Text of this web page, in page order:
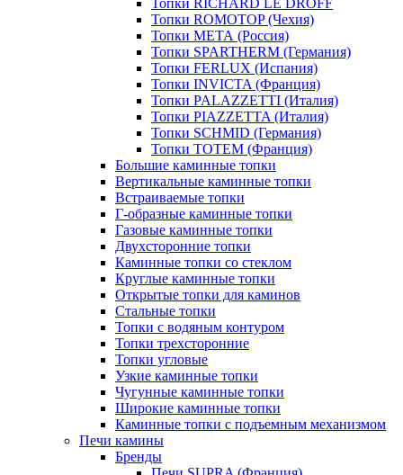
Топки RICHARD LE DROFF
Топки ROMOTOP (Чехия)
Топки МЕТА (Россия)
Топки SPARTHERM (Германия)
Топки FERLUX (Испания)
Топки INVICTA (Франция)
Топки PALAZZETTI (Италия)
Топки PIAZZETTA (Италия)
Топки SCHMID (Германия)
Топки TOTEM (Франция)
Большие каминные топки
Вертикальные каминные топки
Встраиваемые топки
Г-образные каминные топки
Газовые каминные топки
Двухсторонние топки
Каминные топки со стеклом
Круглые каминные топки
Открытые топки для каминов
Стальные топки
Топки с водяным контуром
Топки трехсторонние
Топки угловые
Узкие каминные топки
Чугунные каминные топки
Широкие каминные топки
Каминные топки с подъемным механизмом
Печи камины
Бренды